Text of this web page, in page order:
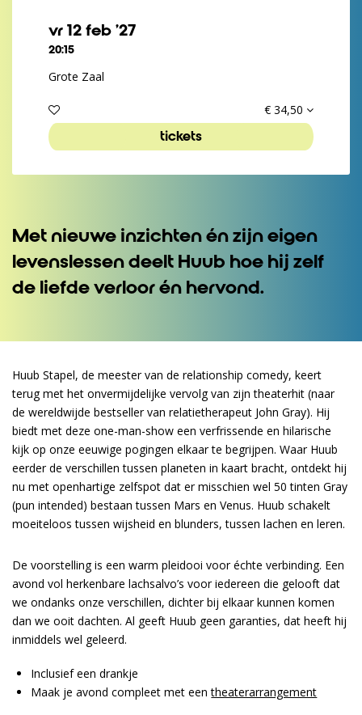
vr 12 feb ’27
20:15
Grote Zaal
€ 34,50
tickets
Met nieuwe inzichten én zijn eigen
levenslessen deelt Huub hoe hij zelf
de liefde verloor én hervond.
Huub Stapel, de meester van de relationship comedy, keert
terug met het onvermijdelijke vervolg van zijn theaterhit (naar
de wereldwijde bestseller van relatietherapeut John Gray). Hij
biedt met deze one-man-show een verfrissende en hilarische
kijk op onze eeuwige pogingen elkaar te begrijpen. Waar Huub
eerder de verschillen tussen planeten in kaart bracht, ontdekt hij
nu met openhartige zelfspot dat er misschien wel 50 tinten Gray
(pun intended) bestaan tussen Mars en Venus. Huub schakelt
moeiteloos tussen wijsheid en blunders, tussen lachen en leren.
De voorstelling is een warm pleidooi voor échte verbinding. Een
avond vol herkenbare lachsalvo’s voor iedereen die gelooft dat
we ondanks onze verschillen, dichter bij elkaar kunnen komen
dan we ooit dachten. Al geeft Huub geen garanties, dat heeft hij
inmiddels wel geleerd.
Inclusief een drankje
Maak je avond compleet met eentheaterarrangement